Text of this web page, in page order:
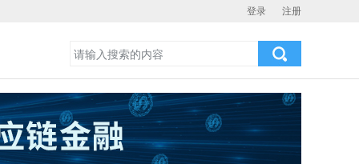
登录 注册